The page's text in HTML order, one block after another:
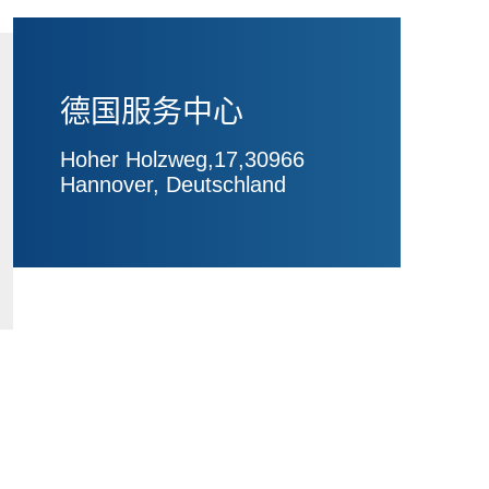
德国服务中心
Hoher Holzweg,17,30966
Hannover, Deutschland